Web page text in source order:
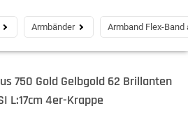
Armbänder Armband Flex-
750 Gold Gelbgold 62 Brillanten
L:17cm 4er-Krappe